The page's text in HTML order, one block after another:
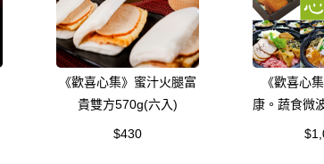
《歡喜心集》蜜汁火腿富
貴雙方570g(六入)
$430
《歡喜心
康。蔬食微
套八